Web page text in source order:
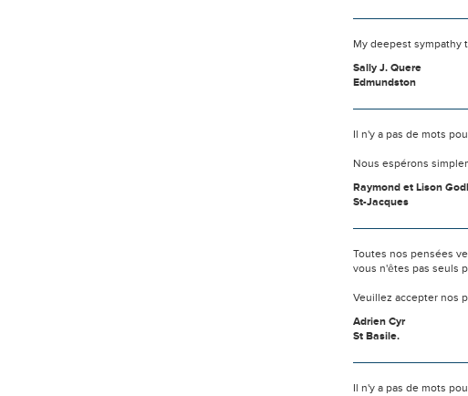
My deepest sympathy
Sally J. Quere
Edmundston
Il n'y a pas de mots
Nous espérons
Raymond et Lison
St-Jacques
Toutes nos pensées
vous n'êtes pas seuls
Veuillez accepter nos
Adrien Cyr
St Basile.
Il n'y a pas de mots